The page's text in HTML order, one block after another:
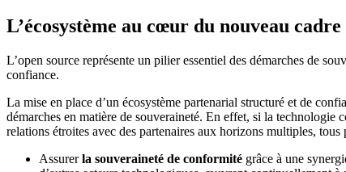
L’écosystème au cœur du nouveau
L’open source représente un pilier essentiel des démarches de
confiance.
La mise en place d’un écosystème partenarial structuré et de
démarches en matière de souveraineté. En effet, si la technologie
relations étroites avec des partenaires aux horizons multiples,
Assurerla souveraineté de conformité grâce à une